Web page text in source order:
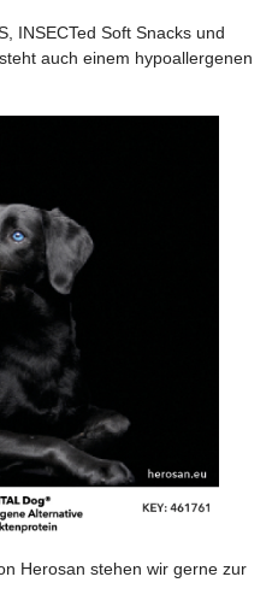
INSECTed Soft Snacks und
auch einem hypoallergenen
Herosan stehen wir gerne zur